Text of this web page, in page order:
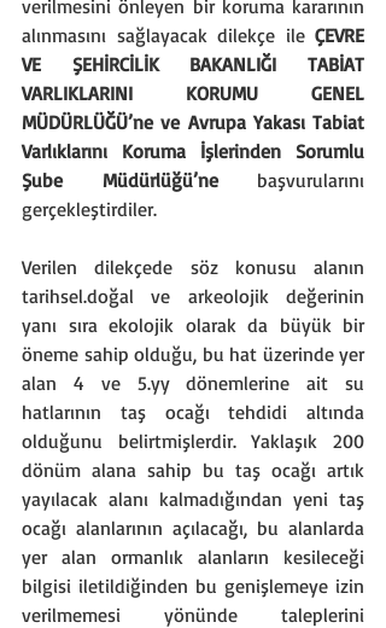
verilmesini önleyen bir koruma kararının
alınmasını sağlayacak dilekçe ile ÇEVRE
VE ŞEHİRCİLİK BAKANLIĞI TABİAT
VARLIKLARINI KORUMU GENEL
MÜDÜRLÜĞÜ’ne ve Avrupa Yakası Tabiat
Varlıklarını Koruma İşlerinden Sorumlu
Şube Müdürlüğü’ne başvurularını
gerçekleştirdiler.
Verilen dilekçede söz konusu alanın
tarihsel.doğal ve arkeolojik değerinin
yanı sıra ekolojik olarak da büyük bir
öneme sahip olduğu, bu hat üzerinde yer
alan 4 ve 5.yy dönemlerine ait su
hatlarının taş ocağı tehdidi altında
olduğunu belirtmişlerdir. Yaklaşık 200
dönüm alana sahip bu taş ocağı artık
yayılacak alanı kalmadığından yeni taş
ocağı alanlarının açılacağı, bu alanlarda
yer alan ormanlık alanların kesileceği
bilgisi iletildiğinden bu genişlemeye izin
verilmemesi yönünde taleplerini